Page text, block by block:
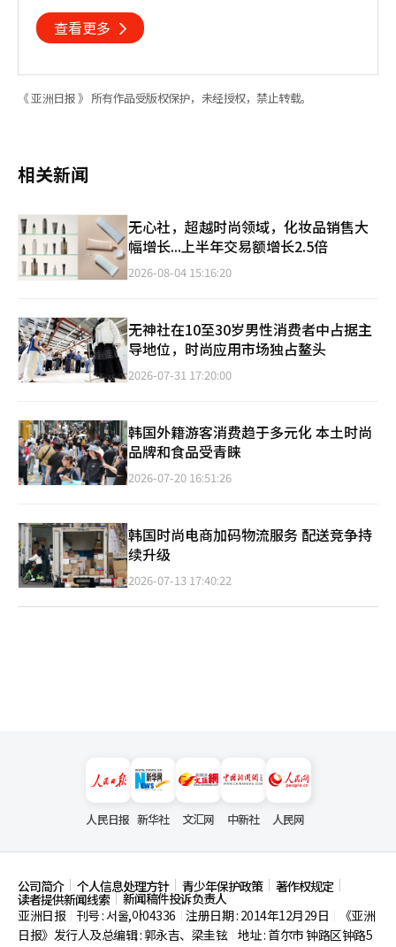
查看更多
《 亚洲日报 》 所有作品受版权保护，未经授权，禁止转载。
相关新闻
无心社，超越时尚领域，化妆品销售大
幅增长...上半年交易额增长2.5倍
2026-08-04 15:16:20
无神社在10至30岁男性消费者中占据主
导地位，时尚应用市场独占鳌头
2026-07-31 17:20:00
韩国外籍游客消费趋于多元化 本土时尚
品牌和食品受青睐
2026-07-20 16:51:26
韩国时尚电商加码物流服务 配送竞争持
续升级
2026-07-13 17:40:22
人民日报 新华社 文汇网 中新社 人民网
公司简介 个人信息处理方针 青少年保护政策 著作权规定
读者提供新闻线索
新闻稿件投诉负责人
亚洲日报
刊号 : 서울,아04336 注册日期 : 2014年12月29日
《亚洲
日报》发行人及总编辑 : 郭永吉、梁圭铉 地址 : 首尔市钟路区钟路5